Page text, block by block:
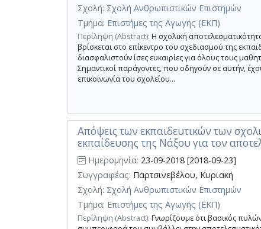
Σχολή: Σχολή Ανθρωπιστικών Επιστημών
Τμήμα: Επιστήμες της Αγωγής (ΕΚΠ)
Περίληψη (Abstract): Η σχολική
βρίσκεται στο επίκεντρο του σχεδιασμού της
διασφαλιστούν ίσες ευκαιρίες για όλους τους
Σημαντικοί παράγοντες, που οδηγούν σε αυτήν,
επικοινωνία του σχολείου...
Απόψεις των εκπαιδευτικών των
εκπαίδευσης της Νάξου για τον
Ημερομηνία: 23-09-2018 [2018-09-23]
Συγγραφέας: Παρτσινεβέλου, Κυριακή
Σχολή: Σχολή Ανθρωπιστικών Επιστημών
Τμήμα: Επιστήμες της Αγωγής (ΕΚΠ)
Περίληψη (Abstract): Γνωρίζουμε ότι βασικός